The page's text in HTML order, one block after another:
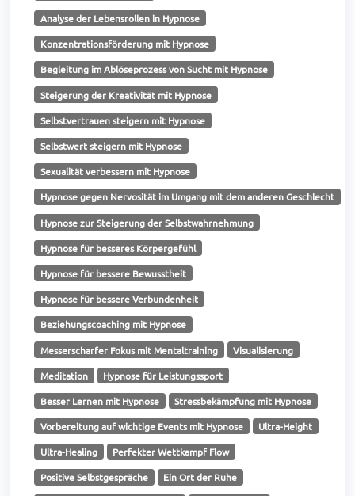
Analyse der Lebensrollen in Hypnose
Konzentrationsförderung mit Hypnose
Begleitung im Ablöseprozess von Sucht mit Hypnose
Steigerung der Kreativität mit Hypnose
Selbstvertrauen steigern mit Hypnose
Selbstwert steigern mit Hypnose
Sexualität verbessern mit Hypnose
Hypnose gegen Nervosität im Umgang mit dem anderen Geschlecht
Hypnose zur Steigerung der Selbstwahrnehmung
Hypnose für besseres Körpergefühl
Hypnose für bessere Bewusstheit
Hypnose für bessere Verbundenheit
Beziehungscoaching mit Hypnose
Messerscharfer Fokus mit Mentaltraining Visualisierung
Meditation Hypnose für Leistungssport
Besser Lernen mit Hypnose Stressbekämpfung mit Hypnose
Vorbereitung auf wichtige Events mit Hypnose Ultra-Height
Ultra-Healing Perfekter Wettkampf Flow
Positive Selbstgespräche Ein Ort der Ruhe